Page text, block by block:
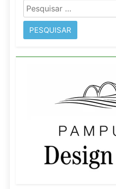
Pesquisar
por: